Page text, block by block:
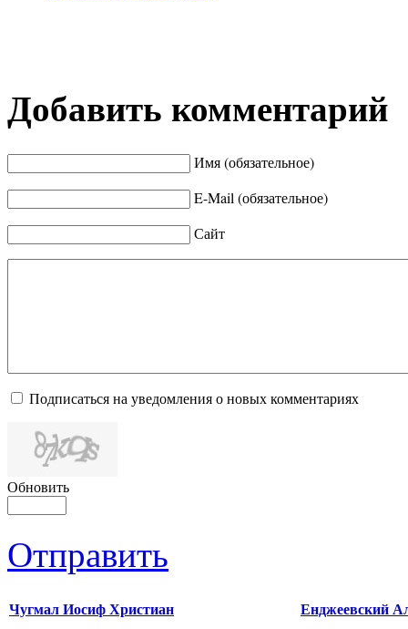
Добавить комментарий
Имя (обязательное)
E-Mail (обязательное)
Сайт
Подписаться на уведомления о новых комментариях
Обновить
Отправить
Чугмал Иосиф Христиан Енджеевский